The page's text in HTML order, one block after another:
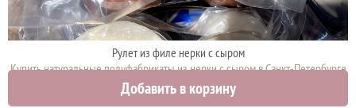
Рулет из филе нерки с сыром
Купить натуральные полуфабрикаты из нерки с сыром в Санкт-Петербурге
2700 руб.
Добавить в корзину